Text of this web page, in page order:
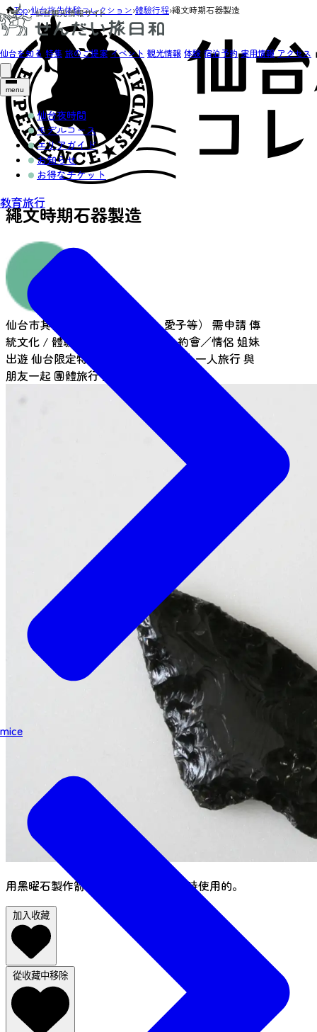
仙台を知る 特集 旅のご提案 イベント 観光情報 体験 宿泊予約 実用情報 アクセス
menu
仙台夜時間
モデルコース
エリアガイド
お知らせ
お得なチケット
教育旅行
mice
Top›仙台旅先体験コレクション›體驗行程›繩文時期石器製造
繩文時期石器製造
仙台市其他地區（泉區、長町、愛子等） 需申請傳
統文化 / 體驗活動
親子約會／情侶 姐妹
出遊 仙台限定特色 早上可參加的活動一人旅行與
朋友一起 團體旅行兒童
用黑曜石製作箭頭，就像繩文人狩獵時使用的。
加入收藏
從收藏中移除